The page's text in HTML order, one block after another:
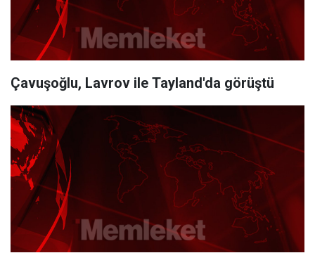
Çavuşoğlu, Lavrov ile Tayland'da görüştü